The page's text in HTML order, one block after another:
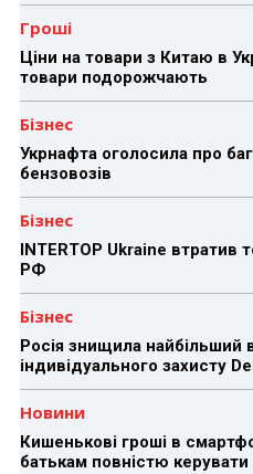
Гроші
Ціни на товари з Китаю в
товари подорожчають
Бізнес
Укрнафта оголосила про
бензовозів
Бізнес
INTERTOP Ukraine втратив
РФ
Бізнес
Росія знищила найбільший
індивідуального захисту
Новини
Кишенькові гроші в
батькам повністю